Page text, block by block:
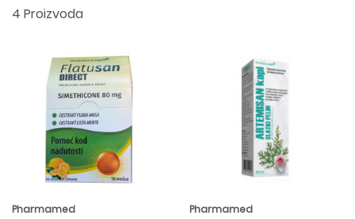
4 Proizvoda
Pharmamed Pharmamed